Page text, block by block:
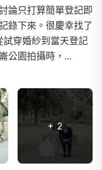
論只打算簡單登記即
錄下來。很慶幸找了
穿婚紗到當天登記
公園拍攝時，...
+ 2